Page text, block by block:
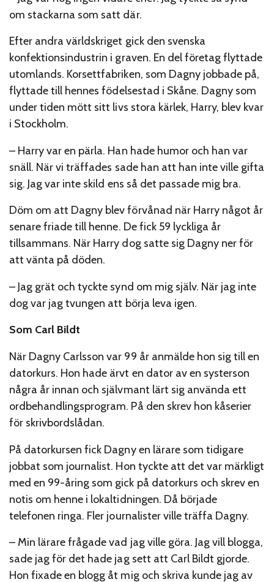
om stackarna som satt där.
Efter andra världskriget gick den svenska
konfektionsindustrin i graven. En del företag flyttade
utomlands. Korsettfabriken, som Dagny jobbade på,
flyttade till hennes födelsestad i Skåne. Dagny som
under tiden mött sitt livs stora kärlek, Harry, blev kvar
i Stockholm.
– Harry var en pärla. Han hade humor och han var
snäll. När vi träffades sade han att han inte ville gifta
sig. Jag var inte skild ens så det passade mig bra.
Döm om att Dagny blev förvånad när Harry något år
senare friade till henne. De fick 59 lyckliga år
tillsammans. När Harry dog satte sig Dagny ner för
att vänta på döden.
– Jag grät och tyckte synd om mig själv. När jag inte
dog var jag tvungen att börja leva igen.
Som Carl Bildt
När Dagny Carlsson var 99 år anmälde hon sig till en
datorkurs. Hon hade ärvt en dator av en systerson
några år innan och självmant lärt sig använda ett
ordbehandlingsprogram. På den skrev hon kåserier
för skrivbordslådan.
På datorkursen fick Dagny en lärare som tidigare
jobbat som journalist. Hon tyckte att det var märkligt
med en 99-åring som gick på datorkurs och skrev en
notis om henne i lokaltidningen. Då började
telefonen ringa. Fler journalister ville träffa Dagny.
– Min lärare frågade vad jag ville göra. Jag vill blogga,
sade jag för det hade jag sett att Carl Bildt gjorde.
Hon fixade en blogg åt mig och skriva kunde jag av